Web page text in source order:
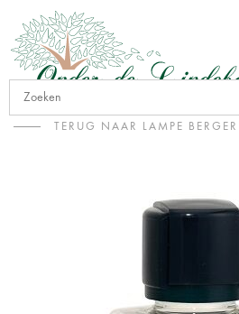
TERUG NAAR LAMPE BERGER